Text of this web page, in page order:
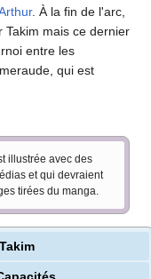
. À la fin de l'arc,
Takim mais ce dernier
entre les
qui est
illustrée avec des
et qui devraient
tirées du manga.